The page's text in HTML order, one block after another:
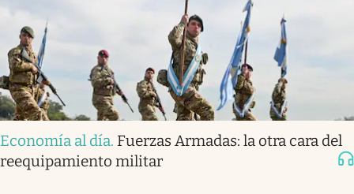
Economía al día. Fuerzas Armadas: la otra cara del
reequipamiento militar